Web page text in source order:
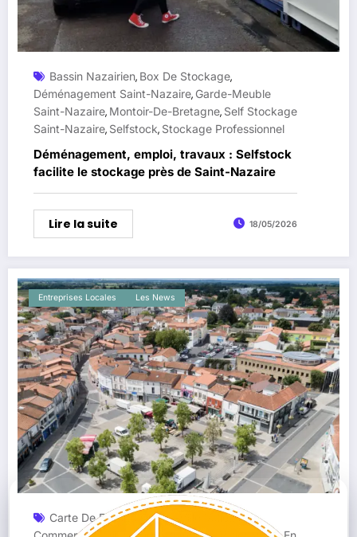
Bassin Nazairien, Box De Stockage,
Déménagement Saint-Nazaire, Garde-Meuble
Saint-Nazaire, Montoir-De-Bretagne, Self Stockage
Saint-Nazaire, Selfstock, Stockage Professionnel
Déménagement, emploi, travaux : Selfstock
facilite le stockage près de Saint-Nazaire
Lire la suite 18/05/2026
Entreprises Locales Les News
Carte De Fidélité Centre-Ville Vallet,